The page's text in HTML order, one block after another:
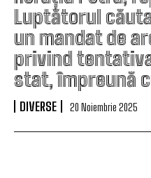
Luptătorul
un mandat de
privind
stat, împreună
DIVERSE 20 Noiembrie 2025